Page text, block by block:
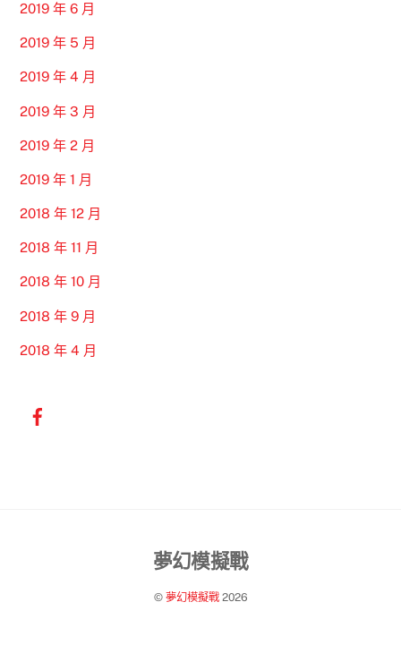
2019 年 6 月
2019 年 5 月
2019 年 4 月
2019 年 3 月
2019 年 2 月
2019 年 1 月
2018 年 12 月
2018 年 11 月
2018 年 10 月
2018 年 9 月
2018 年 4 月
Back
Top
夢幻模擬戰
© 夢幻模擬戰2026